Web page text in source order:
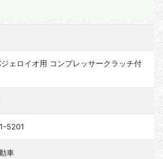
ェロイオ用 コンプレッサークラッチ付
5201
車